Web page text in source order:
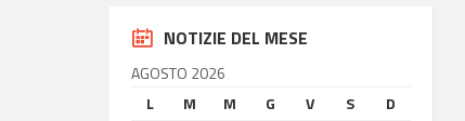
NOTIZIE DEL MESE
AGOSTO 2026
L
M M G V S
D